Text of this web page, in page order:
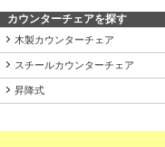
カウンターチェアを探す
木製カウンターチェア
スチールカウンターチェア
昇降式